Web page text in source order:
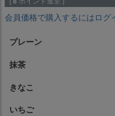
会員価格で購入するにはログ
プレーン
抹茶
きなこ
いちご